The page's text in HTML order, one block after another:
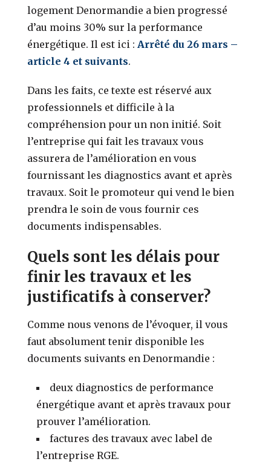
logement Denormandie a bien progressé
d’au moins 30% sur la performance
énergétique. Il est ici : Arrêté du 26 mars –
article 4 et suivants.
Dans les faits, ce texte est réservé aux
professionnels et difficile à la
compréhension pour un non initié. Soit
l’entreprise qui fait les travaux vous
assurera de l’amélioration en vous
fournissant les diagnostics avant et après
travaux. Soit le promoteur qui vend le bien
prendra le soin de vous fournir ces
documents indispensables.
Quels sont les délais pour
finir les travaux et les
justificatifs à conserver?
Comme nous venons de l’évoquer, il vous
faut absolument tenir disponible les
documents suivants en Denormandie :
deux diagnostics de performance
énergétique avant et après travaux pour
prouver l’amélioration.
factures des travaux avec label de
l’entreprise RGE.